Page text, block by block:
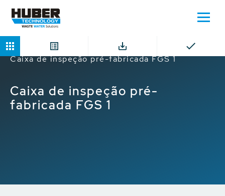
Home Produtos
Bueiros Pré-fabricadas
Caixa de inspeção pré-fabricada FGS 1
Caixa de inspeção pré-
fabricada FGS 1